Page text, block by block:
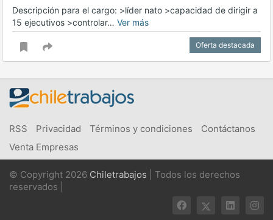
Descripción para el cargo: >líder nato >capacidad de dirigir a
15 ejecutivos >controlar… Ver más
Oferta destacada
RSS Privacidad Términos y condiciones
Contáctanos
Venta Empresas
© Copyright 2026 Chiletrabajos | Todos los derechos
reservados |